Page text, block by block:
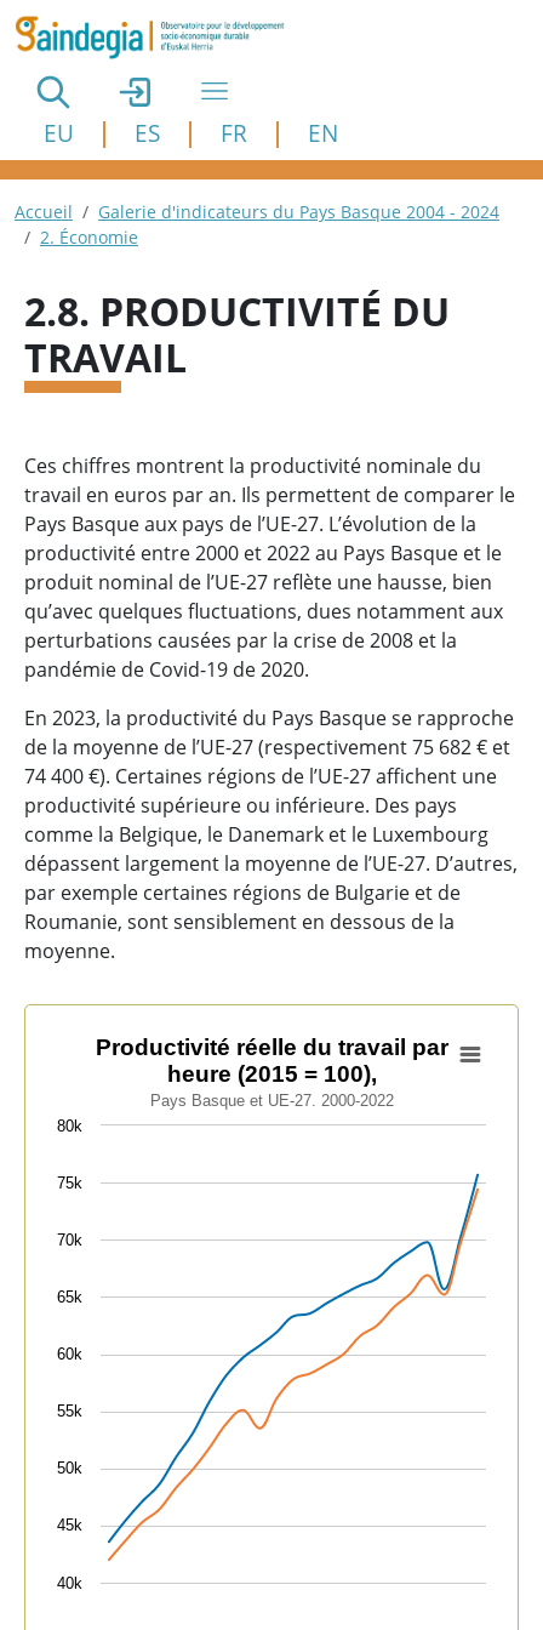
Aller au contenu principal
EU ES FR EN
Fil d'Ariane
Accueil
Galerie d'indicateurs du Pays Basque 2004 - 2024
2. Économie
2.8. PRODUCTIVITÉ DU
TRAVAIL
Ces chiffres montrent la productivité nominale du
travail en euros par an. Ils permettent de comparer le
Pays Basque aux pays de l’UE-27. L’évolution de la
productivité entre 2000 et 2022 au Pays Basque et le
produit nominal de l’UE-27 reflète une hausse, bien
qu’avec quelques fluctuations, dues notamment aux
perturbations causées par la crise de 2008 et la
pandémie de Covid-19 de 2020.
En 2023, la productivité du Pays Basque se rapproche
de la moyenne de l’UE-27 (respectivement 75 682 € et
74 400 €). Certaines régions de l’UE-27 affichent une
productivité supérieure ou inférieure. Des pays
comme la Belgique, le Danemark et le Luxembourg
dépassent largement la moyenne de l’UE-27. D’autres,
par exemple certaines régions de Bulgarie et de
Roumanie, sont sensiblement en dessous de la
moyenne.
Productivité réelle du travail par heure (2015 = 100),
Line chart with 2 lines.
Pays Basque et UE-27. 2000-2022
The chart has 1 X axis displaying categories.
The chart has 1 Y axis displaying values. Data ranges
Productivité réelle du travail par
heure (2015 = 100),
Pays Basque et UE-27. 2000-2022
40k
45k
50k
55k
60k
65k
70k
75k
80k